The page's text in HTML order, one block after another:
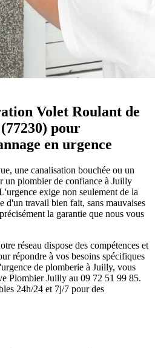
Volet Roulant de
pour
en urgence
une canalisation bouchée ou un
un plombier de confiance à Juilly
exige non seulement de la
d'un travail bien fait, sans mauvaises
la garantie que nous vous
réseau dispose des compétences et
répondre à vos besoins spécifiques
de plomberie à Juilly, vous
Plombier Juilly au 09 72 51 99 85.
24h/24 et 7j/7 pour des